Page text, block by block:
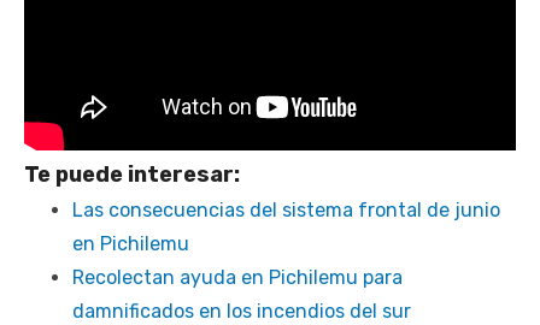
Te puede interesar:
Las consecuencias del sistema frontal de junio
en Pichilemu
Recolectan ayuda en Pichilemu para
damnificados en los incendios del sur